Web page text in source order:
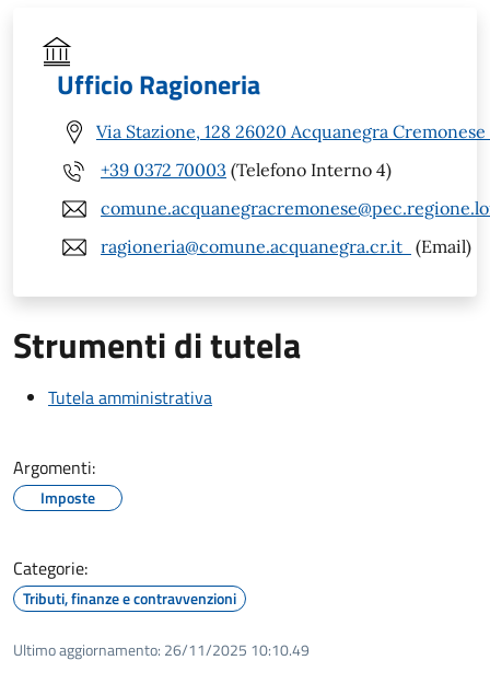
Ufficio Ragioneria
Via Stazione, 128 26020 Acquanegra Cremonese
+39 0372 70003 (Telefono Interno 4)
ragioneria@comune.acquanegra.cr.it (Email)
Strumenti di tutela
Tutela amministrativa
Argomenti:
Imposte
Categorie:
Tributi, finanze e contravvenzioni
Ultimo aggiornamento: 26/11/2025 10:10.49